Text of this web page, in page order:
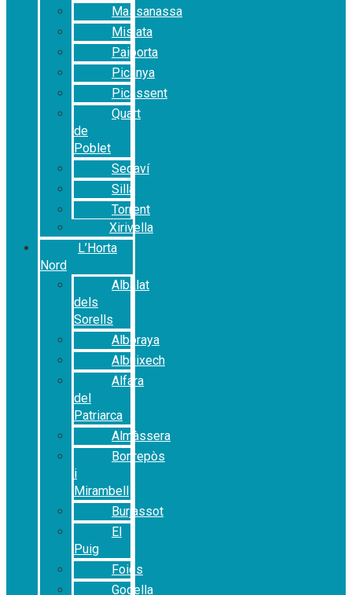
Massanassa
Mislata
Paiporta
Picanya
Picassent
Quart
de
Poblet
Sedaví
Silla
Torrent
Xirivella
L’Horta
Nord
Albalat
dels
Sorells
Alboraya
Albuixech
Alfara
del
Patriarca
Almàssera
Bonrepòs
i
Mirambell
Burjassot
El
Puig
Foios
Godella